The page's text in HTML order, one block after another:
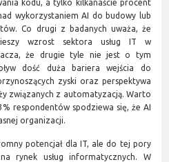
kodu, a tylko kilkanaście procent
wykorzystaniem AI do budowy lub
Co drugi z badanych uważa, że
wzrost sektora usług IT w
że drugie tyle nie jest o tym
dość duża bariera wejścia do
zyski oraz perspektywa
związanych z automatyzacją. Warto
respondentów spodziewa się, że AI
organizacji.
potencjał dla IT, ale do tej pory
rynek usług informatycznych. W